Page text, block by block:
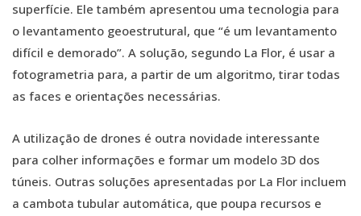
superfície. Ele também apresentou uma tecnologia para
o levantamento geoestrutural, que “é um levantamento
difícil e demorado”. A solução, segundo La Flor, é usar a
fotogrametria para, a partir de um algoritmo, tirar todas
as faces e orientações necessárias.
A utilização de drones é outra novidade interessante
para colher informações e formar um modelo 3D dos
túneis. Outras soluções apresentadas por La Flor incluem
a cambota tubular automática, que poupa recursos e